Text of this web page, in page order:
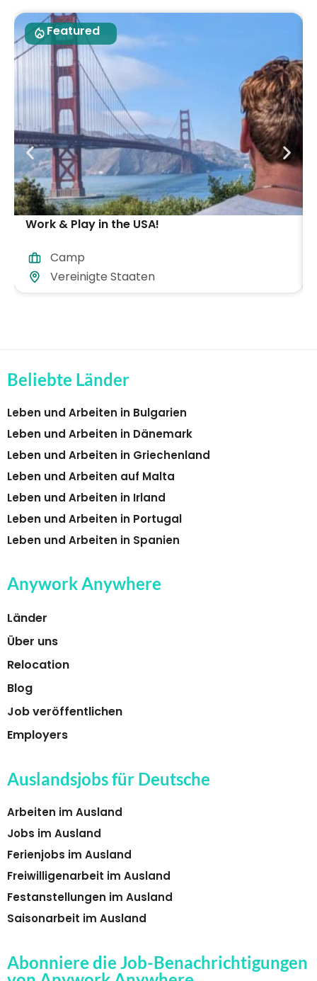
Featured
Work & Play in the USA!
Camp
Vereinigte Staaten
Beliebte Länder
Leben und Arbeiten in Bulgarien
Leben und Arbeiten in Dänemark
Leben und Arbeiten in Griechenland
Leben und Arbeiten auf Malta
Leben und Arbeiten in Irland
Leben und Arbeiten in Portugal
Leben und Arbeiten in Spanien
Anywork Anywhere
Länder
Über uns
Relocation
Blog
Job veröffentlichen
Employers
Auslandsjobs für Deutsche
Arbeiten im Ausland
Jobs im Ausland
Ferienjobs im Ausland
Freiwilligenarbeit im Ausland
Festanstellungen im Ausland
Saisonarbeit im Ausland
Abonniere die Job-Benachrichtigungen